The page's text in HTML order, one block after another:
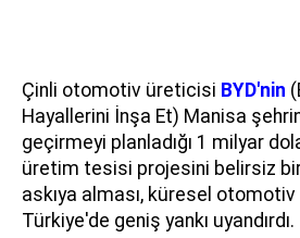
Çinli otomotiv üreticisi BYD'nin
Hayallerini İnşa Et) Manisa
geçirmeyi planladığı 1 milyar
üretim tesisi projesini belirsiz
askıya alması, küresel
Türkiye'de geniş yankı uyandırdı.